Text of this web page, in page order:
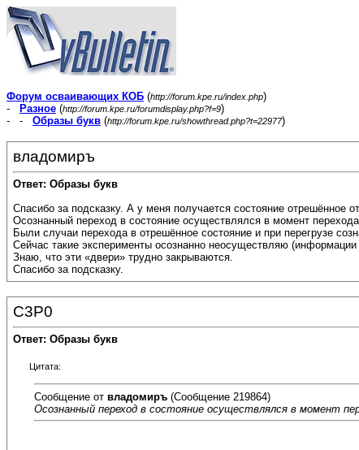
Форум осваивающих КОБ (http://forum.kpe.ru/index.php)
-
Разное (http://forum.kpe.ru/forumdisplay.php?f=9)
- - Образы букв (http://forum.kpe.ru/showthread.php?t=22977)
владомиръ
Ответ: Образы букв
Спасибо за подсказку. А у меня получается состояние отрешённое
Осознанный переход в состояние осуществлялся в момент
Были случаи перехода в отрешённое состояние и при перегрузе
Сейчас такие эксперименты осознанно неосуществляю (информации
Знаю, что эти «двери» трудно закрываются.
Спасибо за подсказку.
C3P0
Ответ: Образы букв
Цитата:
Сообщение от владомиръ (Сообщение 219864)
Осознанный переход в состояние осуществлялся в момент